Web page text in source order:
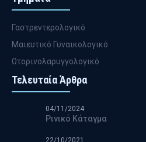
Γαστρεντερολογικό
Μαιευτικό Γυναικολογικό
Ωτορινολαρυγγολογικό
Τελευταία Άρθρα
04/11/2024
Ρινικό Κάταγμα
22/10/2021